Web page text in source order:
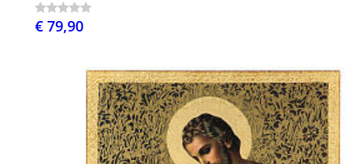
€ 79,90